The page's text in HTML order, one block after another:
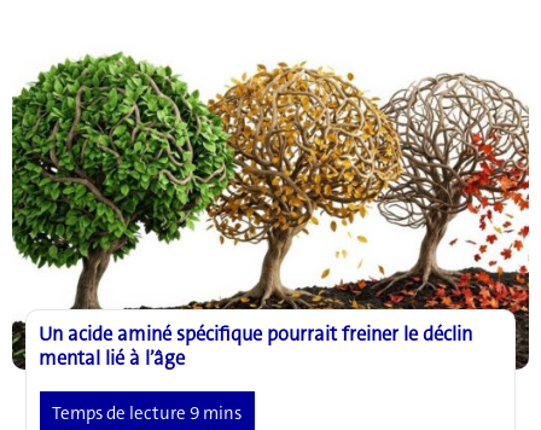
possible
contre
la
chute
des
cheveux
Un acide aminé spécifique pourrait freiner le déclin
mental lié à l’âge